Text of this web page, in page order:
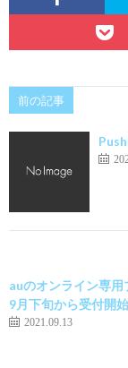
前の記事
auのオンライン専用
9月下旬から受付開
2021.09.13